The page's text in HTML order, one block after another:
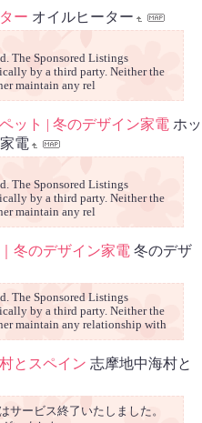
ー オイルヒーター
The Sponsored Listings
by a third party. Neither the
maintain any rel
ット | 冬のデザイン家電 ホッ
電
The Sponsored Listings
by a third party. Neither the
maintain any rel
冬のデザイン家電 冬のデザ
The Sponsored Listings
by a third party. Neither the
maintain any relationship with
とスペイン 志摩地中海村と
サービス終了いたしました。